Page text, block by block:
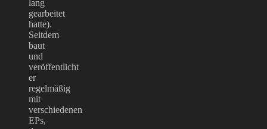
lang
gearbeitet
hatte).
Seitdem
baut
und
veröffentlicht
er
regelmäßig
mit
verschiedenen
EPs,